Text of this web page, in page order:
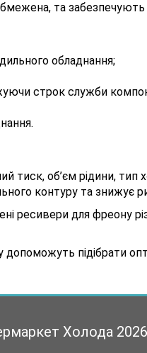
та
обладнання;
строк служби
тиск, об’єм рідини,
контуру та знижує
ресивери для фреону
підібрати
Холода 2026